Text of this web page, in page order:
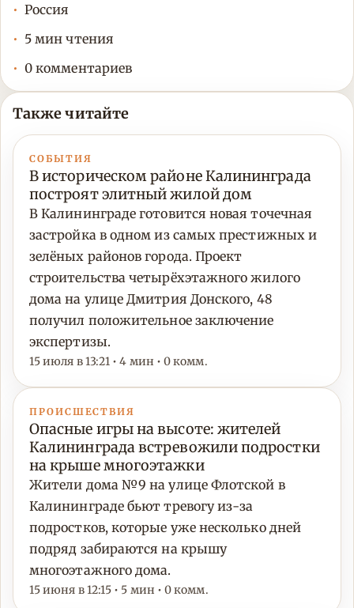
Россия
5 мин чтения
0 комментариев
Также читайте
СОБЫТИЯ
В историческом районе Калининграда
построят элитный жилой дом
В Калининграде готовится новая точечная
застройка в одном из самых престижных и
зелёных районов города. Проект
строительства четырёхэтажного жилого
дома на улице Дмитрия Донского, 48
получил положительное заключение
экспертизы.
15 июля в 13:21 • 4 мин • 0 комм.
ПРОИСШЕСТВИЯ
Опасные игры на высоте: жителей
Калининграда встревожили подростки
на крыше многоэтажки
Жители дома №9 на улице Флотской в
Калининграде бьют тревогу из-за
подростков, которые уже несколько дней
подряд забираются на крышу
многоэтажного дома.
15 июня в 12:15 • 5 мин • 0 комм.